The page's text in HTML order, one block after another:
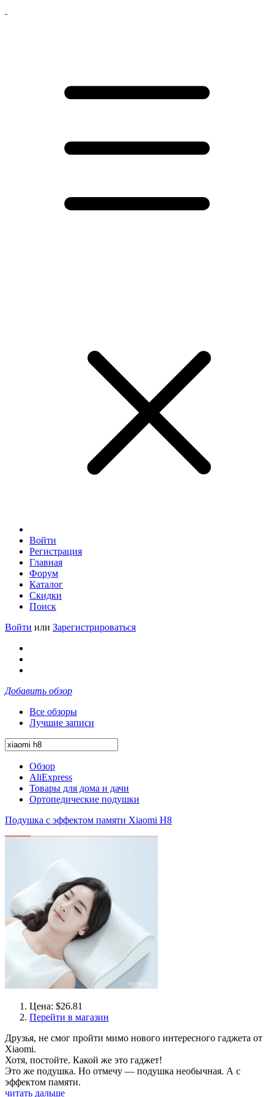
Войти
Регистрация
Главная
Форум
Каталог
Скидки
Поиск
Войти или Зарегистрироваться
Добавить обзор
Все обзоры
Лучшие записи
Обзор
AliExpress
Товары для дома и дачи
Ортопедические подушки
Подушка с эффектом памяти Xiaomi H8
Цена: $26.81
Перейти в магазин
Друзья, не смог пройти мимо нового интересного гаджета от
Xiaomi.
Хотя, постойте. Какой же это гаджет!
Это же подушка. Но отмечу — подушка необычная. А с
эффектом памяти.
читать дальше